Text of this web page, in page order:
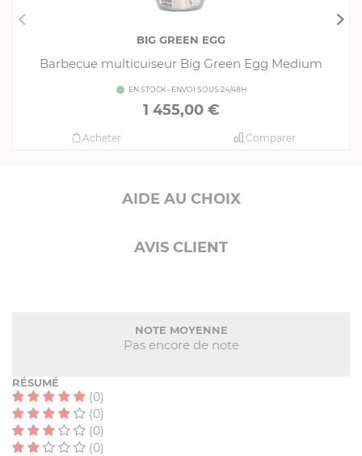
BIG GREEN EGG
Barbecue multicuiseur Big Green Egg Medium
EN STOCK - ENVOI SOUS 24/48H
1 455,00 €
Comparer
Acheter
AIDE AU CHOIX
AVIS CLIENT
NOTE MOYENNE
Pas encore de note
RÉSUMÉ
(0)
(0)
(0)
(0)